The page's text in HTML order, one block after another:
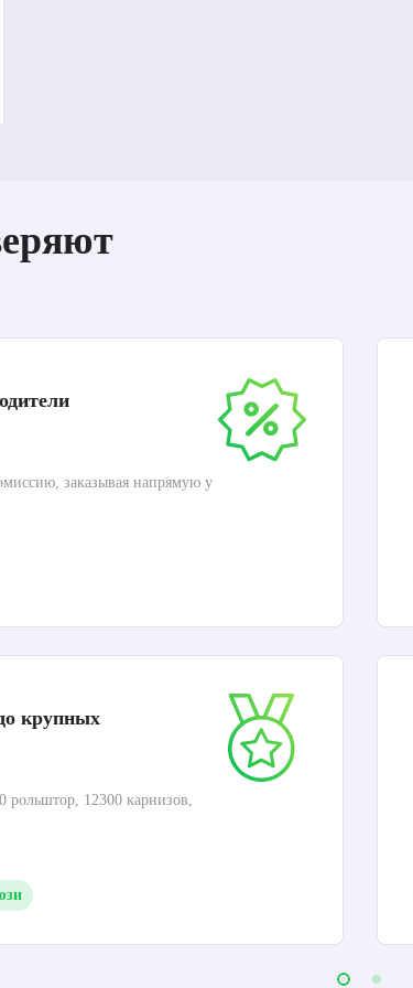
заказывая напрямую у
крупных
12300 карнизов,